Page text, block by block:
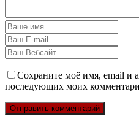
Сохраните моё имя, email и
последующих моих